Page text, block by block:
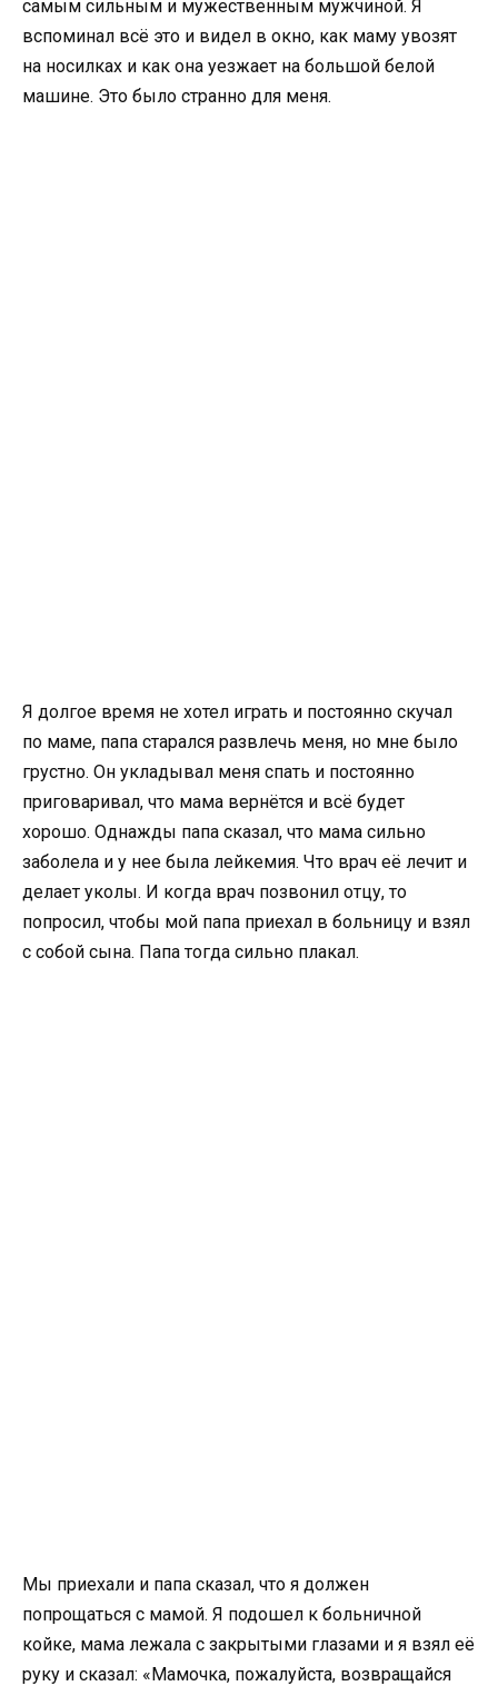
самым сильным и мужественным мужчиной. Я
вспоминал всё это и видел в окно, как маму увозят
на носилках и как она уезжает на большой белой
машине. Это было странно для меня.
Я долгое время не хотел играть и постоянно скучал
по маме, папа старался развлечь меня, но мне было
грустно. Он укладывал меня спать и постоянно
приговаривал, что мама вернётся и всё будет
хорошо. Однажды папа сказал, что мама сильно
заболела и у нее была лейкемия. Что врач её лечит и
делает уколы. И когда врач позвонил отцу, то
попросил, чтобы мой папа приехал в больницу и взял
с собой сына. Папа тогда сильно плакал.
Мы приехали и папа сказал, что я должен
попрощаться с мамой. Я подошел к больничной
койке, мама лежала с закрытыми глазами и я взял её
руку и сказал: «Мамочка, пожалуйста, возвращайся